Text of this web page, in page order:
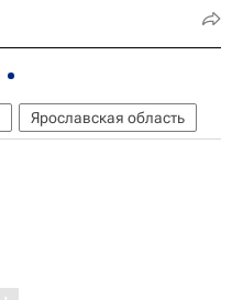
Ярославская область